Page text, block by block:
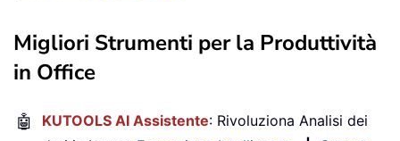
Migliori Strumenti per la Produttività
in Office
🤖 KUTOOLS AI Assistente: Rivoluziona Analisi dei